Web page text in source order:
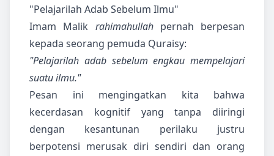
"Pelajarilah Adab Sebelum Ilmu"
Imam Malik rahimahullahpernah berpesan
kepada seorang pemuda Quraisy:
"Pelajarilah adab sebelum engkau mempelajari
suatu ilmu."
Pesan ini mengingatkan kita bahwa
kecerdasan kognitif yang tanpa diiringi
dengan kesantunan perilaku justru
berpotensi merusak diri sendiri dan orang